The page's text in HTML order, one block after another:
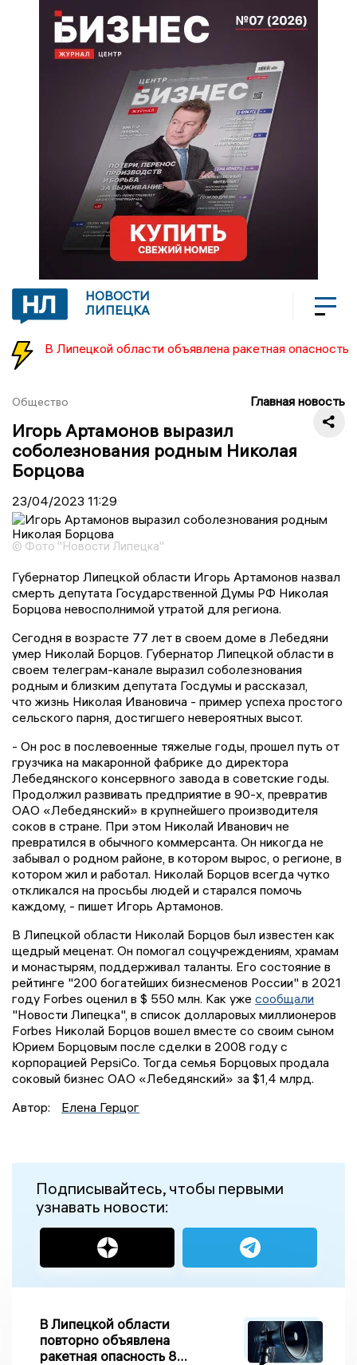
НОВОСТИ
ЛИПЕЦКА
В Липецкой области объявлена ракетная опасность
Общество Главная новость
Игорь Артамонов выразил
соболезнования родным Николая
Борцова
23/04/2023 11:29
© Фото "Новости Липецка"
Губернатор Липецкой области Игорь Артамонов назвал
смерть депутата Государственной Думы РФ Николая
Борцова невосполнимой утратой для региона.
Сегодня в возрасте 77 лет в своем доме в Лебедяни
умер Николай Борцов. Губернатор Липецкой области в
своем телеграм-канале выразил соболезнования
родным и близким депутата Госдумы и рассказал,
что жизнь Николая Ивановича - пример успеха простого
сельского парня, достигшего невероятных высот.
- Он рос в послевоенные тяжелые годы, прошел путь от
грузчика на макаронной фабрике до директора
Лебедянского консервного завода в советские годы.
Продолжил развивать предприятие в 90-х, превратив
ОАО «Лебедянский» в крупнейшего производителя
соков в стране. При этом Николай Иванович не
превратился в обычного коммерсанта. Он никогда не
забывал о родном районе, в котором вырос, о регионе, в
котором жил и работал. Николай Борцов всегда чутко
откликался на просьбы людей и старался помочь
каждому, - пишет Игорь Артамонов.
В Липецкой области Николай Борцов был известен как
щедрый меценат. Он помогал соцучреждениям, храмам
и монастырям, поддерживал таланты. Его состояние в
рейтинге "200 богатейших бизнесменов России" в 2021
году Forbes оценил в $ 550 млн. Как уже сообщали
"Новости Липецка", в список долларовых миллионеров
Forbes Николай Борцов вошел вместе со своим сыном
Юрием Борцовым после сделки в 2008 году с
корпорацией PepsiCo. Тогда семья Борцовых продала
соковый бизнес ОАО «Лебедянский» за $1,4 млрд.
Автор:
Елена Герцог
Подписывайтесь, чтобы первыми
узнавать новости:
В Липецкой области
повторно объявлена
ракетная опасность 8